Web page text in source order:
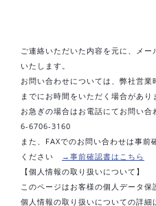
ご連絡いただいた内容を元に、メ
いたします。
お問い合わせについては、弊社営
までにお時間をいただく場合があり
お急ぎの場合はお電話にてお問い
6-6706-3160
また、FAXでのお問い合わせは事
ください
→事前確認書はこちら
【個人情報の取り扱いについて】
このページはお客様の個人データ保
個人情報の取り扱いについての詳細